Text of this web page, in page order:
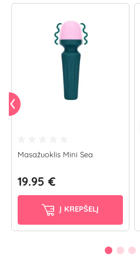
Masažuoklis Mini Sea
19.95 €
Į KREPŠELĮ